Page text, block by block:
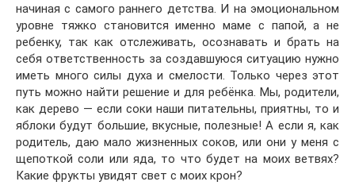
начиная с самого раннего детства. И на эмоциональном
уровне тяжко становится именно маме с папой, а не
ребенку, так как отслеживать, осознавать и брать на
себя ответственность за создавшуюся ситуацию нужно
иметь много силы духа и смелости. Только через этот
путь можно найти решение и для ребёнка. Мы, родители,
как дерево — если соки наши питательны, приятны, то и
яблоки будут большие, вкусные, полезные! А если я, как
родитель, даю мало жизненных соков, или они у меня с
щепоткой соли или яда, то что будет на моих ветвях?
Какие фрукты увидят свет с моих крон?